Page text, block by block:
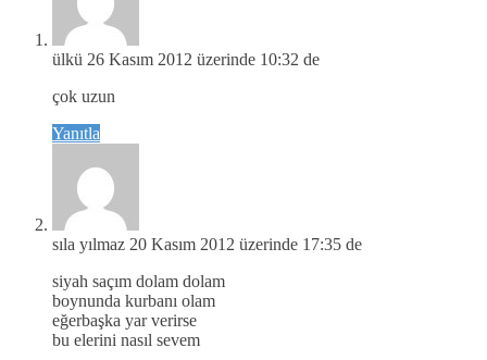
ülkü 26 Kasım 2012 üzerinde 10:32 de
çok uzun
Yanıtla
sıla yılmaz 20 Kasım 2012 üzerinde 17:35 de
siyah saçım dolam dolam
boynunda kurbanı olam
eğerbaşka yar verirse
bu elerini nasıl sevem